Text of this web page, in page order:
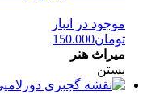
موجود در انبار
تومان150.000
میراث هنر
بستن